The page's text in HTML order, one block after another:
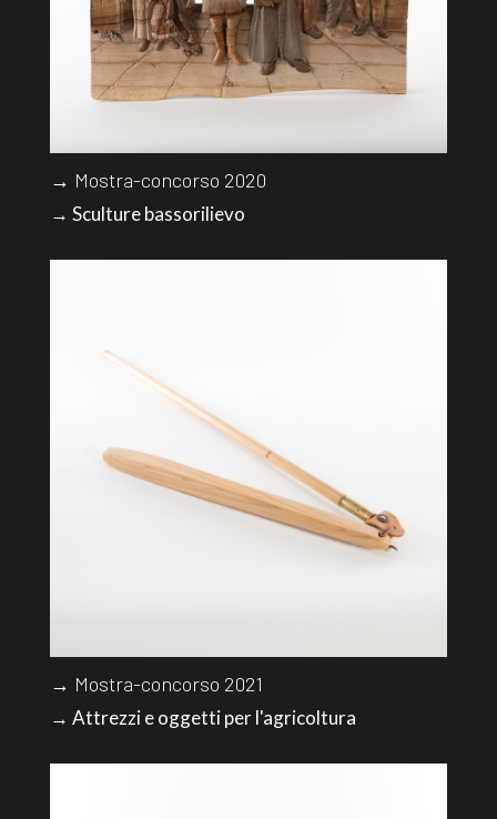
→ Mostra-concorso 2020
→ Sculture bassorilievo
→ Mostra-concorso 2021
→ Attrezzi e oggetti per l'agricoltura